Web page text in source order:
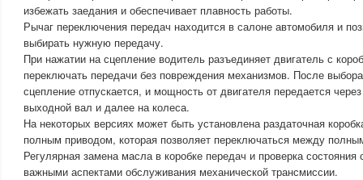
избежать заедания и обеспечивает плавность работы.
Рычаг переключения передач находится в салоне автомобиля и
выбирать нужную передачу.
При нажатии на сцепление водитель разъединяет двигатель с
переключать передачи без повреждения механизмов. После
сцепление отпускается, и мощность от двигателя передается
выходной вал и далее на колеса.
На некоторых версиях может быть установлена раздаточная
полным приводом, которая позволяет переключаться между
Регулярная замена масла в коробке передач и проверка
важными аспектами обслуживания механической трансмиссии.